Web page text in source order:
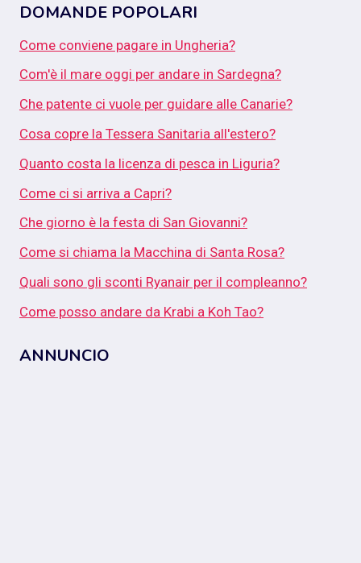
DOMANDE POPOLARI
Come conviene pagare in Ungheria?
Com'è il mare oggi per andare in Sardegna?
Che patente ci vuole per guidare alle Canarie?
Cosa copre la Tessera Sanitaria all'estero?
Quanto costa la licenza di pesca in Liguria?
Come ci si arriva a Capri?
Che giorno è la festa di San Giovanni?
Come si chiama la Macchina di Santa Rosa?
Quali sono gli sconti Ryanair per il compleanno?
Come posso andare da Krabi a Koh Tao?
ANNUNCIO